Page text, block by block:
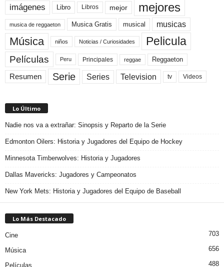
imágenes Libro Libros mejor mejores
musica de reggaeton Musica Gratis musical musicas
Música niños Noticias / Curiosidades Pelicula
Películas Peru Principales reggae Reggaeton
Resumen Serie Series Television tv Videos
Lo Último
Nadie nos va a extrañar: Sinopsis y Reparto de la Serie
Edmonton Oilers: Historia y Jugadores del Equipo de Hockey
Minnesota Timberwolves: Historia y Jugadores
Dallas Mavericks: Jugadores y Campeonatos
New York Mets: Historia y Jugadores del Equipo de Baseball
Lo Más Destacado
Cine 703
Música 656
Películas 488